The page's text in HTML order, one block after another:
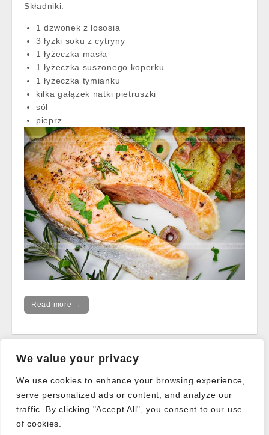
We value your privacy
We use cookies to enhance your browsing experience,
serve personalized ads or content, and analyze our
traffic. By clicking "Accept All", you consent to our use
of cookies.
Składniki:
1 dzwonek z łososia
3 łyżki soku z cytryny
1 łyżeczka masła
1 łyżeczka suszonego koperku
1 łyżeczka tymianku
kilka gałązek natki pietruszki
sól
pieprz
Read more →
Post
navigation
← Older posts